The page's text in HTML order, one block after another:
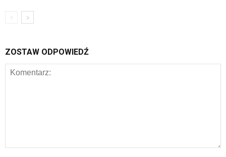
ZOSTAW ODPOWIEDŹ